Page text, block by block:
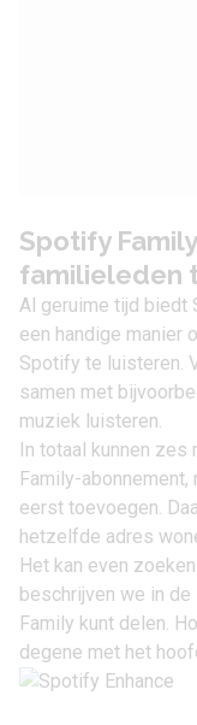
Spotify
familieleden
Al geruime tijd biedt
een handige manier
Spotify te luisteren.
samen met
muziek luisteren.
In totaal kunnen zes
Family-
eerst toevoegen.
hetzelfde adres
Het kan even
beschrijven we in
Family kunt delen.
degene met het